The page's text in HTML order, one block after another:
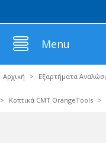
Menu
Αρχική > Εξαρτήματα
> Κοπτικά CMT OrangeTools >